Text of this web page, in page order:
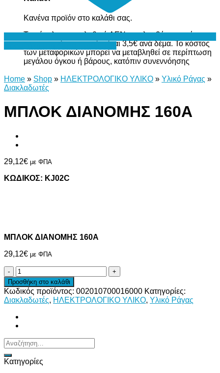
Κανένα προϊόν στο καλάθι σας.
Το σύνολο του καλαθιού ΔΕΝ περιλαμβάνει το κόστος
μεταφορικών, το οποίο είναι 3,5€ ανά δέμα. Το κόστος
των μεταφορικών μπορεί να μεταβληθεί σε περίπτωση
μεγάλου όγκου ή βάρους, κατόπιν συνεννόησης
Home » Shop » ΗΛΕΚΤΡΟΛΟΓΙΚΟ ΥΛΙΚΟ » Υλικό Ράγας »
Διακλαδωτές
ΜΠΛΟΚ ΔΙΑΝΟΜΗΣ 160Α
29,12€ με ΦΠΑ
ΚΩΔΙΚΟΣ: KJ02C
ΜΠΛΟΚ ΔΙΑΝΟΜΗΣ 160Α
29,12€ με ΦΠΑ
ΜΠΛΟΚ
ΔΙΑΝΟΜΗΣ
160Α
ποσότητα
Προσθήκη στο καλάθι
Κωδικός προϊόντος: 002010700016000 Κατηγορίες:
Διακλαδωτές, ΗΛΕΚΤΡΟΛΟΓΙΚΟ ΥΛΙΚΟ, Υλικό Ράγας
Αναζήτηση
για:
Κατηγορίες